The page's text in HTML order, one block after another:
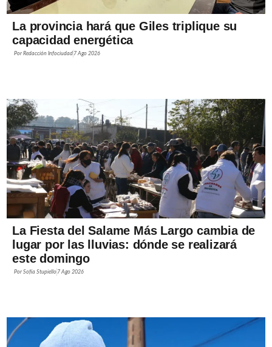
La provincia hará que Giles triplique su
capacidad energética
PorRedacción Infociudad 7 Ago 2026
La Fiesta del Salame Más Largo cambia de
lugar por las lluvias: dónde se realizará
este domingo
PorSofía Stupiello 7 Ago 2026